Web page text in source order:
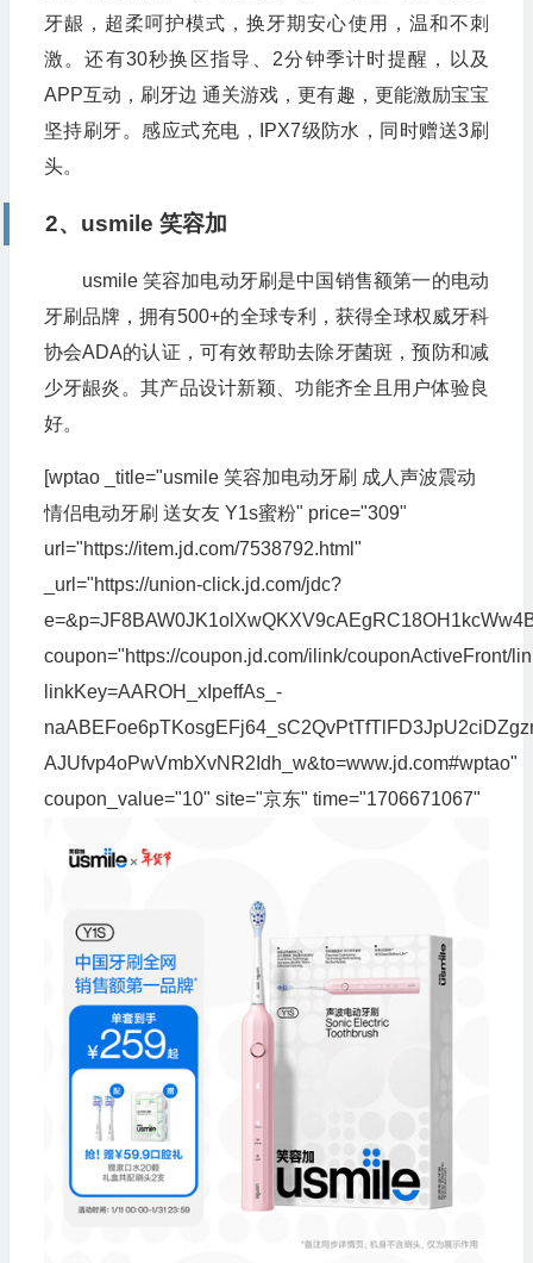
牙龈，超柔呵护模式，换牙期安心使用，温和不刺
激。还有30秒换区指导、2分钟季计时提醒，以及
APP互动，刷牙边 通关游戏，更有趣，更能激励宝宝
坚持刷牙。感应式充电，IPX7级防水，同时赠送3刷
头。
2、usmile 笑容加
usmile 笑容加电动牙刷是中国销售额第一的电动
牙刷品牌，拥有500+的全球专利，获得全球权威牙科
协会ADA的认证，可有效帮助去除牙菌斑，预防和减
少牙龈炎。其产品设计新颖、功能齐全且用户体验良
好。
[wptao _title="usmile 笑容加电动牙刷 成人声波震动
情侣电动牙刷 送女友 Y1s蜜粉" price="309"
url="https://item.jd.com/7538792.html"
_url="https://union-click.jd.com/jdc?
coupon="https://coupon.jd.com/ilink/couponActiveFront/
linkKey=AAROH_xIpeffAs_-
AJUfvp4oPwVmbXvNR2Idh_w&to=www.jd.com#wptao"
coupon_value="10" site="京东" time="1706671067"